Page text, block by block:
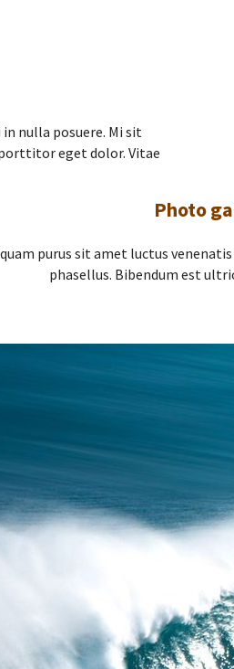
nulla posuere. Mi sit
eget dolor. Vitae
Photo
purus sit amet luctus
phasellus. Bibendum est